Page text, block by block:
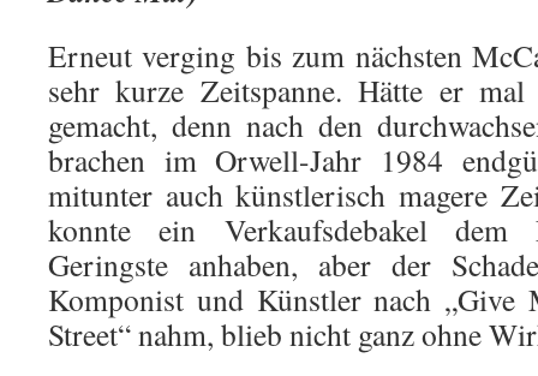
Erneut verging bis zum nächsten
sehr kurze Zeitspanne. Hätte er mal
gemacht, denn nach den
brachen im Orwell-Jahr 1984
mitunter auch künstlerisch magere
konnte ein Verkaufsdebakel
Geringste anhaben, aber der
Komponist und Künstler nach „Give
Street“ nahm, blieb nicht ganz ohne